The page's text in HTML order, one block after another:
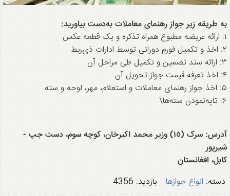
به طریقه زیر جواز رهنمای معاملات به‌دست بیاورید:
۱: ارائه عریضه مطبوع همراه تذکره و یک قطعه عکس
۲: اخذ و تکمیل فورم دورانی توسط ادارات ذی‌ربط
۳: ارائه سند تضمین و تکمیل طی مراحل آن
۴: اخذ تعرفه قیمت جواز تحویل آن
۵: اخذ جواز رهنمای معاملات و استعلام، مهر، لوحه و سته
۶: تاپه‌نمودن سته‌ها\
آدرس: سرک (١٥) وزیر محمد اکبرخان، کوچه سوم، دست جپ -
شیرپور
کابل، افغانستان
دسته: انواع جوازها بازدید: 4356